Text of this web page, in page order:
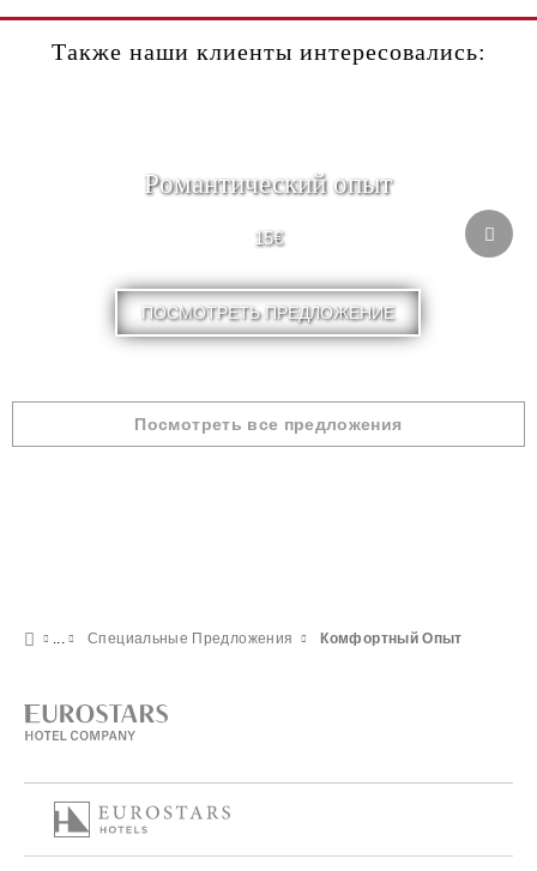
Также наши клиенты интересовались:
Pомантический опыт
15€
ПОСМОТРЕТЬ ПРЕДЛОЖЕНИЕ
Посмотреть все предложения
Специальные Предложения Комфортный Опыт